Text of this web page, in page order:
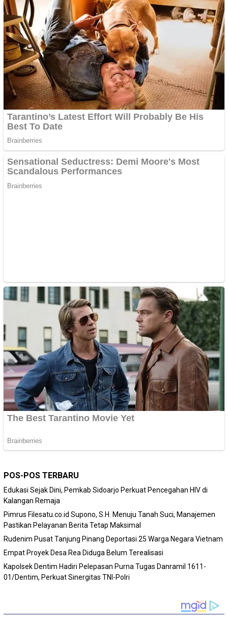
POS-POS TERBARU
Edukasi Sejak Dini, Pemkab Sidoarjo Perkuat Pencegahan HIV di
Kalangan Remaja
Pimrus Filesatu.co.id Supono, S.H. Menuju Tanah Suci, Manajemen
Pastikan Pelayanan Berita Tetap Maksimal
Rudenim Pusat Tanjung Pinang Deportasi 25 Warga Negara Vietnam
Empat Proyek Desa Rea Diduga Belum Terealisasi
Kapolsek Dentim Hadiri Pelepasan Purna Tugas Danramil 1611-
01/Dentim, Perkuat Sinergitas TNI-Polri